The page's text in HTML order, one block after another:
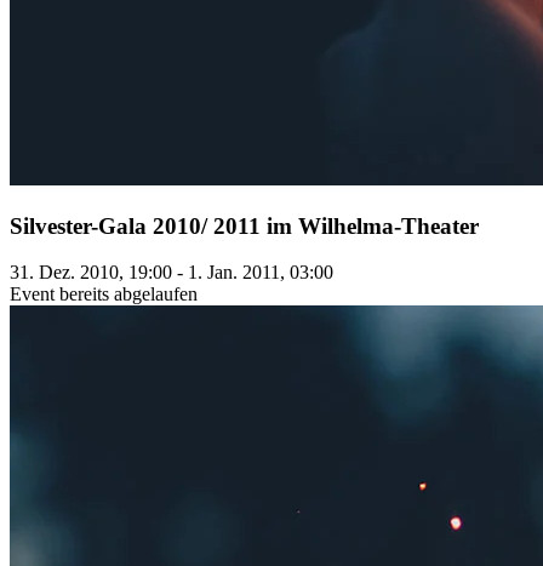
Silvester-Gala 2010/ 2011 im Wilhelma-Theater
31. Dez. 2010, 19:00 - 1. Jan. 2011, 03:00
Event bereits abgelaufen